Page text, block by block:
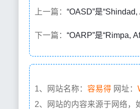
上一篇： “OASD”是
下一篇： “OARP”是“Rimpa,
1、网站名称： 容易得 网址：
2、网站的内容来源于网络，